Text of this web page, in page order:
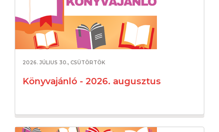
2026. JÚLIUS 30., CSÜTÖRTÖK
Könyvajánló - 2026. augusztus